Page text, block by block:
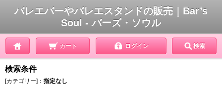
バレエバーやバレエスタンドの販売｜Bar’s
Soul - バーズ・ソウル
カート ログイン 検索
検索条件
[カテゴリー]： 指定なし